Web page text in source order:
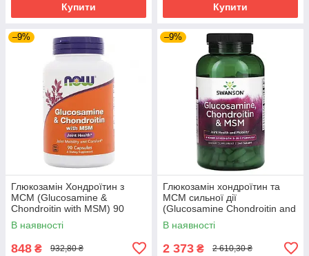
Купити Купити
–9%
Глюкозамін Хондроїтин з
МСМ (Glucosamine &
Chondroitin with MSM) 90
капсул NOW-03170
В наявності
848 ₴ 932,80 ₴
–9%
Глюкозамін хондроїтин та
МСМ сильної дії
(Glucosamine Chondroitin and
Msm) 240 таблеток SWV-
11081
В наявності
2 373 ₴ 2 610,30 ₴